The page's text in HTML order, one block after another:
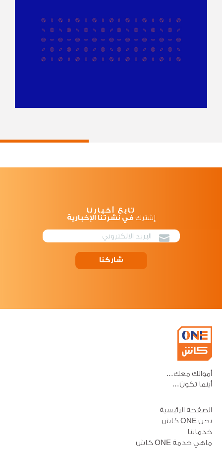
2480 x 3508
1240 x 1754
تابع أخبارنا
إشترك في نشرتنا الإخبارية
شاركنا
أموالك معك…
أينما تكون…
الصفحة الرئيسية
نحن ONE كاش
خدماتنا
ماهي خدمة ONE كاش